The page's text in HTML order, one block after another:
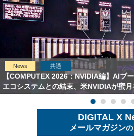
News 共通
【COMPUTEX 2026：NVIDIA編】AIブ
エコシステムとの結束、米NVIDIAが蜜
DIGITAL X
メールマガジンの